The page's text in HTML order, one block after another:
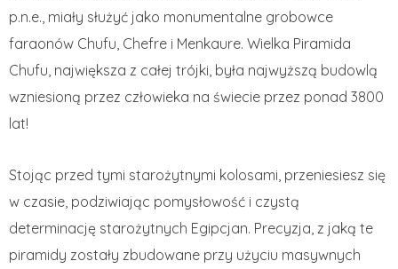
p.n.e., miały służyć jako monumentalne grobowce
faraonów Chufu, Chefre i Menkaure. Wielka Piramida
Chufu, największa z całej trójki, była najwyższą budowlą
wzniesioną przez człowieka na świecie przez ponad 3800
lat!
Stojąc przed tymi starożytnymi kolosami, przeniesiesz się
w czasie, podziwiając pomysłowość i czystą
determinację starożytnych Egipcjan. Precyzja, z jaką te
piramidy zostały zbudowane przy użyciu masywnych